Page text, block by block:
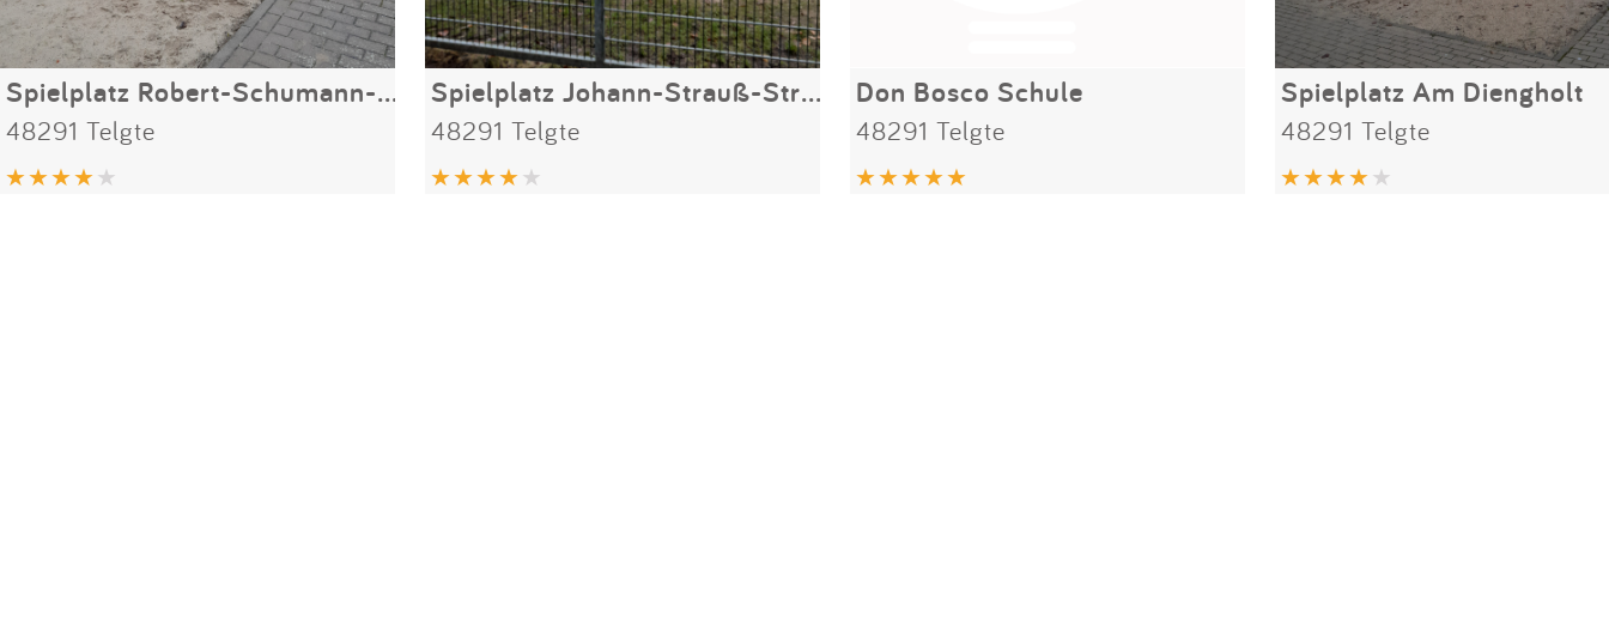
Spielplatz Robert-Schumann-Straße
48291 Telgte
Spielplatz Johann-Strauß-Straße
48291 Telgte
Don Bosco Schule
48291 Telgte
Spielplatz Am Diengholt
48291 Telgte